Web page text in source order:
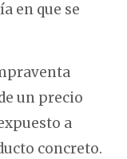
en que se
un precio
a
concreto.